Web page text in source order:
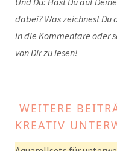
dabei? Was zeichnest Du
in die Kommentare oder
von Dir zu lesen!
WEITERE
KREATIV